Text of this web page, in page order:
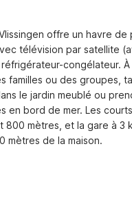
offre un havre
télévision par satellite
congélateur.
ou des groupes,
le jardin meublé ou
en bord de mer. Les
800 mètres, et la gare à
mètres de la maison.